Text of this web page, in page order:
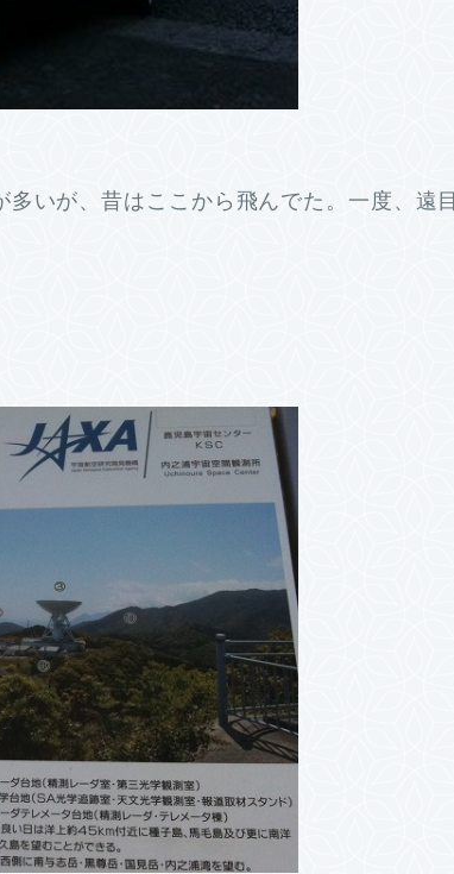
いが、昔はここから飛んでた。一度、遠目